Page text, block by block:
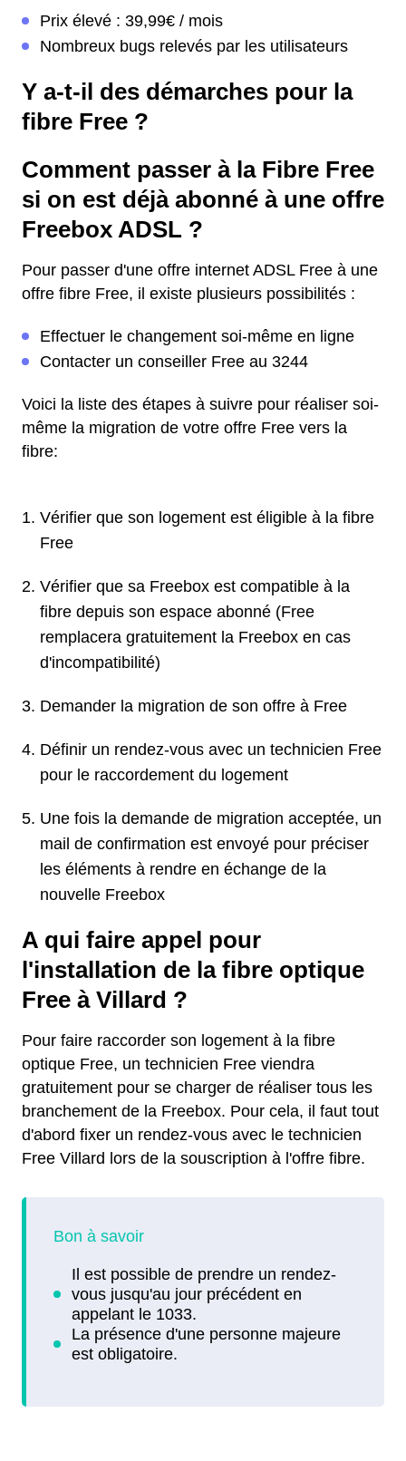
Prix élevé : 39,99€ / mois
Nombreux bugs relevés par les utilisateurs
Y a-t-il des démarches pour la
fibre Free ?
Comment passer à la Fibre Free
si on est déjà abonné à une offre
Freebox ADSL ?
Pour passer d'une offre internet ADSL Free à une
offre fibre Free, il existe plusieurs possibilités :
Effectuer le changement soi-même en ligne
Contacter un conseiller Free au 3244
Voici la liste des étapes à suivre pour réaliser soi-
même la migration de votre offre Free vers la
fibre:
Vérifier que son logement est éligible à la fibre
Free
Vérifier que sa Freebox est compatible à la
fibre depuis son espace abonné (Free
remplacera gratuitement la Freebox en cas
d'incompatibilité)
Demander la migration de son offre à Free
Définir un rendez-vous avec un technicien Free
pour le raccordement du logement
Une fois la demande de migration acceptée, un
mail de confirmation est envoyé pour préciser
les éléments à rendre en échange de la
nouvelle Freebox
A qui faire appel pour
l'installation de la fibre optique
Free à Villard ?
Pour faire raccorder son logement à la fibre
optique Free, un technicien Free viendra
gratuitement pour se charger de réaliser tous les
branchement de la Freebox. Pour cela, il faut tout
d'abord fixer un rendez-vous avec le technicien
Free Villard lors de la souscription à l'offre fibre.